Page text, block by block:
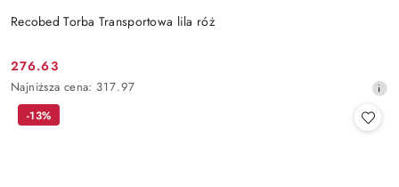
Recobed Torba Transportowa lila róż
Cena
promocyjna:
276.63
Najniższa
cena
Najniższa cena: 317.97
-13%